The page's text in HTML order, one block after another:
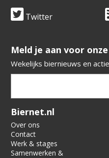
Twitter
​​​​​​​Meld je aan voor
Wekelijks biernieuws en
Verification code:
Biernet.nl
Over ons
Contact
Werk & stages
Samenwerken &